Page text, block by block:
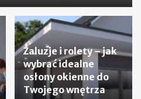
Żaluzje i rolety – jak
wybrać idealne
osłony okienne do
Twojego wnętrza